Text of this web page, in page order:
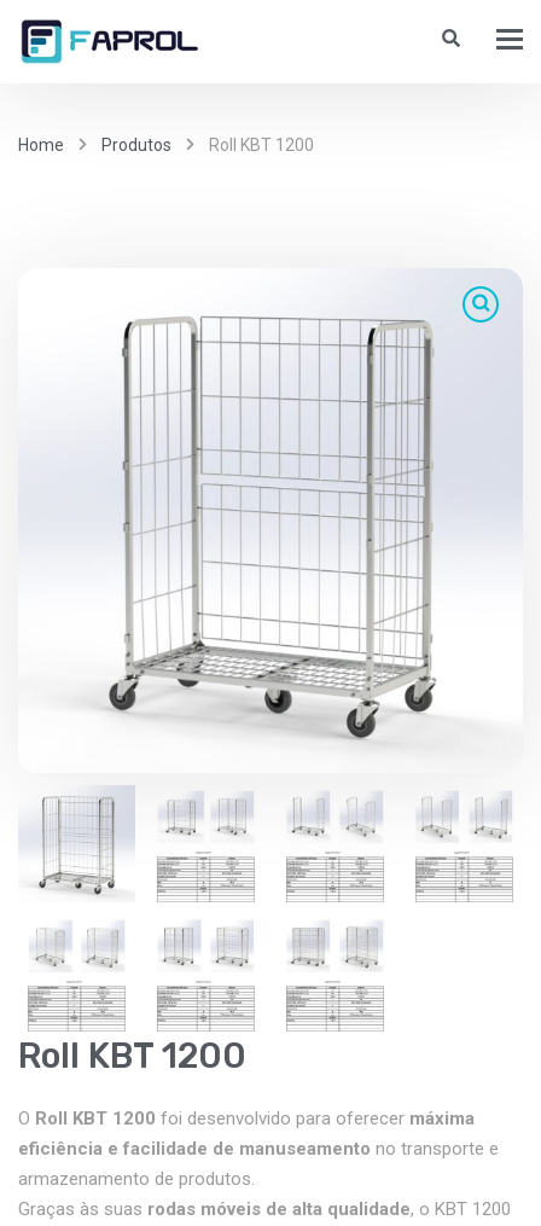
Home Produtos Roll KBT 1200
Roll KBT 1200
O Roll KBT 1200 foi desenvolvido para oferecer máxima
eficiência e facilidade de manuseamento no transporte e
armazenamento de produtos.
Graças às suas rodas móveis de alta qualidade, o KBT 1200